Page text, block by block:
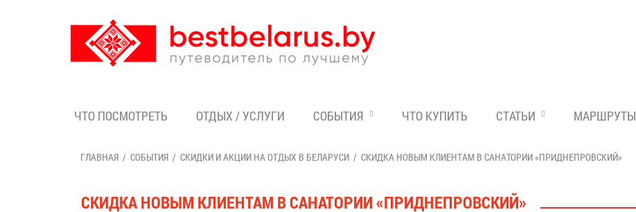
ЧТО ПОСМОТРЕТЬ ОТДЫХ / УСЛУГИ СОБЫТИЯ ЧТО КУПИТЬ СТАТЬИ МАРШРУТЫ
ГЛАВНАЯ СОБЫТИЯ СКИДКИ И АКЦИИ НА ОТДЫХ В БЕЛАРУСИ СКИДКА НОВЫМ КЛИЕНТАМ В САНАТОРИИ «ПРИДНЕПРОВСКИЙ»
СКИДКА НОВЫМ КЛИЕНТАМ В САНАТОРИИ «ПРИДНЕПРОВСКИЙ»